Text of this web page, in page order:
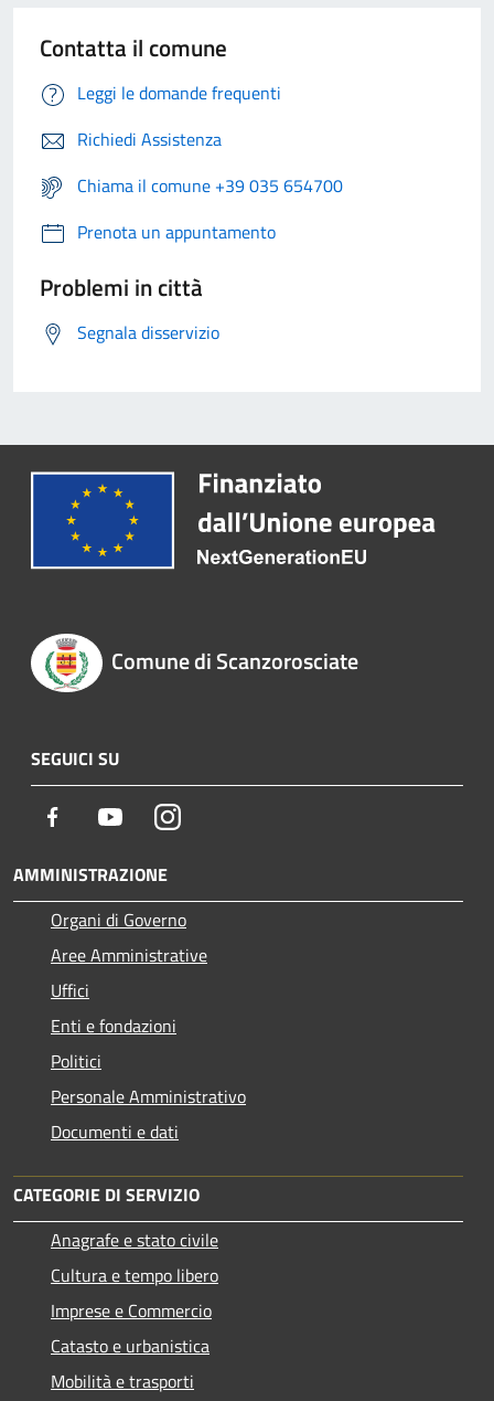
Contatta il comune
Leggi le domande frequenti
Richiedi Assistenza
Chiama il comune +39 035 654700
Prenota un appuntamento
Problemi in città
Segnala disservizio
Comune di Scanzorosciate
SEGUICI SU
Facebook YoutubeInstagram
AMMINISTRAZIONE
Organi di Governo
Aree Amministrative
Uffici
Enti e fondazioni
Politici
Personale Amministrativo
Documenti e dati
CATEGORIE DI SERVIZIO
Anagrafe e stato civile
Cultura e tempo libero
Imprese e Commercio
Catasto e urbanistica
Mobilità e trasporti